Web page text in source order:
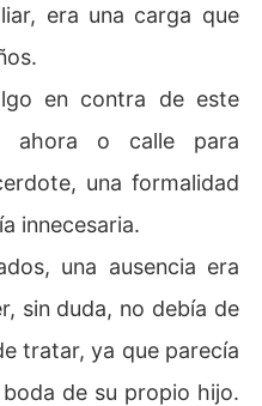
era una carga que
en contra de este
ahora o calle para
una formalidad
innecesaria.
una ausencia era
sin duda, no debía de
tratar, ya que parecía
de su propio hijo.